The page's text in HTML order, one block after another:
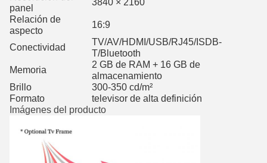
panel
Relación de
aspecto
16:9
Conectividad
TV/AV/HDMI/USB/RJ45/ISDB-
T/Bluetooth
Memoria
2 GB de RAM + 16 GB de
almacenamiento
Brillo
300-350 cd/m²
Formato
televisor de alta definición
Imágenes del producto